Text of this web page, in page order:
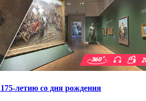
летию со дня рождения